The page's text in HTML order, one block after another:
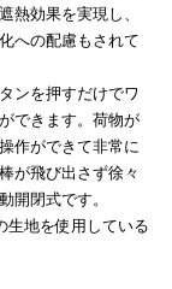
熱効果を実現し、
への配慮もされて
ンを押すだけでワ
できます。荷物が
作ができて非常に
が飛び出さず徐々
開閉式です。
生地を使用している